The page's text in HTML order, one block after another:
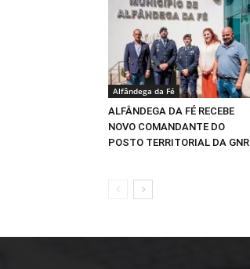
Alfândega da Fé
ALFÂNDEGA DA FÉ RECEBE
NOVO COMANDANTE DO
POSTO TERRITORIAL DA GNR